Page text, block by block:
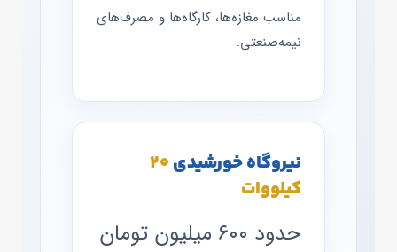
مناسب مغازه‌ها، کارگاه‌ها و مصرف‌های
نیمه‌صنعتی.
نیروگاه خورشیدی۲۰
کیلووات
حدود ۶۰۰ میلیون تومان